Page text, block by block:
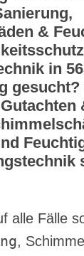
&
in
gesucht?
alle Fälle
,